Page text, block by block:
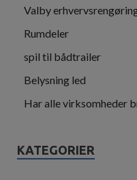
Valby
Rumdeler
spil til bådtrailer
Belysning led
Har alle virksomheder
KATEGORIER